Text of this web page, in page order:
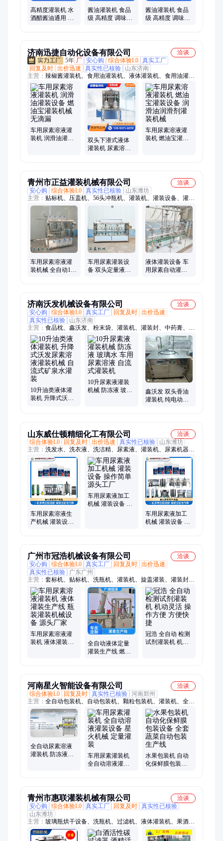
高精度灌装机 水
酒醋酱油通用 潜
酱油灌装机 食品
级 高精度 调味品
酱油灌装机 食品
级 高精度 调味品
济南迅捷自动化设备有限公司
洽谈
5年 厂 安心购 综合体验L0 真实工厂
回复及时 出价迅速 真实性已核验
山东济南
主营： 辣椒酱灌装机、食用油灌装机、液体灌装机、食用油灌装
线、酱料灌装线、真空旋盖机
车用尿素溶液灌
装机 润滑油灌装
双头下潜式液体
灌装机 尿素溶液
车用尿素溶液灌
装机 燃油宝灌装
青州市正益灌装机械有限公司
洽谈
安心购
综合体验L0 真实性已核验
山东潍坊
主营： 贴标机、压盖机、56头冲瓶机、灌装机、灌装设备、灌装
封口机、蒸汽收缩机、风刀吹干机、酒水打塞机、圆盘冲瓶机、
四轮搓盖机、多头打塞机、白酒封口机、蒸汽缩标机、红酒冲瓶
机、胶帽热缩机、红酒碾帽机、自动洗瓶机、红酒热缩机、白酒
打塞机、多头封口机、米酒打塞机、六轮冲瓶机、大桶封口机、
罐头封口机
车用尿素溶液灌
装机械 全自动12
车用尿素灌装设
备 双头定量液体
液体灌装设备 车
用尿素自动灌装
济南沃发机械设备有限公司
洽谈
安心购
综合体验L0 真实工厂 回复及时 出价迅速
真实性已核验
山东济南
主营： 食品枕、鑫沃发、粉末袋、灌装机、灌装封、中药膏、文
具盒、醋油袋、柠檬枕、机油桶、牛排酱、食用油、打码机、蜂
蜜瓶、旋盖机、自立袋、封切机、润滑油、切边机、标示机、收
缩机、鞋油封、喷码机、牙膏封、封口机
10升油类液体灌
装机 升降式沃发
10升尿素液灌装
机械 防冻液 玻璃
鑫沃发 双头香油
灌装机 纯电动车
山东威仕顿精细化工有限公司
洽谈
综合体验L0
回复及时 出价迅速 真实性已核验
山东潍坊
主营： 洗发水、洗衣液、洗洁精、尿素液、灌装机、尿素机器、
灌装设备、尿素设备、尿素溶液、车载尿素、尿素制造机、水溶
液设备、车用尿素机械、车用尿素制备机、素溶液生产机械、洗
手液、生产设备、日化用品、智能生产线、冻液生产线、车液一
体机、日化设备技术、小型日化设备、三合一生产线、汽车用品
生产线
车用尿素溶液生
产机械 灌装设备
车用尿素液加工
机械 灌装设备 操
车用尿素液加工
机械 灌装设备 高
广州市冠浩机械设备有限公司
洽谈
安心购
综合体验L0 真实工厂 回复及时 出价迅速
真实性已核验
广东广州
主营： 套标机、贴标机、洗瓶机、灌装机、旋盖灌装、灌装封尾
机、注液泵、防冻液、封口机、理瓶机、旋盖机、热收缩机、粉
剂包装机、扭旋瓶盖机、立式包装机、定位贴管机、喷码输送
机、冠浩机械设备、封膜收缩包装
车用尿素溶液灌
装机 液体灌装生
全自动液体定量
灌装生产线 燃油
冠浩 全自动 检测
试剂灌装机 机动
河南星火智能设备有限公司
洽谈
综合体验L0
回复及时 真实性已核验 河南郑州
主营： 全自动包装机、自动包装机、颗粒包装机、灌装机、全自
动灌装机、灌装生产线、辣椒酱灌装机、酱料灌装机、液体灌装
机、易拉罐灌装机、口服液灌装机、玻璃瓶灌装机、称重式灌装
机、粉剂包装机、给袋式包装机、火锅底料包装机
全自动尿素溶液
灌装机 防冻液灌
车用尿素灌装机
全自动溶液灌装
水果包装机 自动
化保鲜膜包装设
青州市惠联灌装机械有限公司
洽谈
安心购
综合体验L0 真实工厂 回复及时 真实性已核验
山东潍坊
主营： 玻璃瓶烘干设备、洗瓶机、过滤机、液体灌装机、果酒果
汁饮料灌装机、白酒灌装机、食用油灌装机、洗衣液日化瓶灌装
机、酱类灌装机、蜂蜜灌装机、酱油醋灌装机、蜂蜜水灌装机、